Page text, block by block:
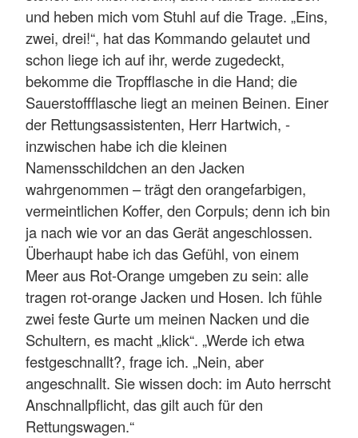
und heben mich vom Stuhl auf die Trage. „Eins,
zwei, drei!“, hat das Kommando gelautet und
schon liege ich auf ihr, werde zugedeckt,
bekomme die Tropfflasche in die Hand; die
Sauerstoffflasche liegt an meinen Beinen. Einer
der Rettungsassistenten, Herr Hartwich, -
inzwischen habe ich die kleinen
Namensschildchen an den Jacken
wahrgenommen – trägt den orangefarbigen,
vermeintlichen Koffer, den Corpuls; denn ich bin
ja nach wie vor an das Gerät angeschlossen.
Überhaupt habe ich das Gefühl, von einem
Meer aus Rot-Orange umgeben zu sein: alle
tragen rot-orange Jacken und Hosen. Ich fühle
zwei feste Gurte um meinen Nacken und die
Schultern, es macht „klick“. „Werde ich etwa
festgeschnallt?, frage ich. „Nein, aber
angeschnallt. Sie wissen doch: im Auto herrscht
Anschnallpflicht, das gilt auch für den
Rettungswagen.“